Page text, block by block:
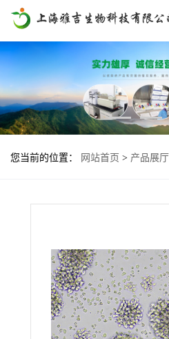
您当前的位置： 网站首页 > 产品展厅